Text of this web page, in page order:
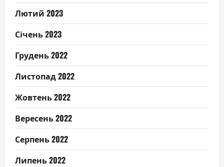
Лютий 2023
Січень 2023
Грудень 2022
Листопад 2022
Жовтень 2022
Вересень 2022
Серпень 2022
Липень 2022